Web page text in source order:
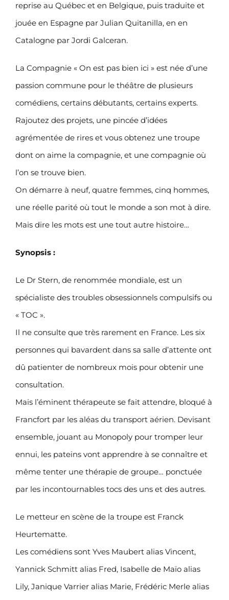
reprise au Québec et en Belgique, puis traduite et
jouée en Espagne par Julian Quitanilla, en en
Catalogne par Jordi Galceran.
La Compagnie « On est pas bien ici » est née d’une
passion commune pour le théâtre de plusieurs
comédiens, certains débutants, certains experts.
Rajoutez des projets, une pincée d’idées
agrémentée de rires et vous obtenez une troupe
dont on aime la compagnie, et une compagnie où
l’on se trouve bien.
On démarre à neuf, quatre femmes, cinq hommes,
une réelle parité où tout le monde a son mot à dire.
Mais dire les mots est une tout autre histoire…
Synopsis :
Le Dr Stern, de renommée mondiale, est un
spécialiste des troubles obsessionnels compulsifs ou
« TOC ».
Il ne consulte que très rarement en France. Les six
personnes qui bavardent dans sa salle d’attente ont
dû patienter de nombreux mois pour obtenir une
consultation.
Mais l’éminent thérapeute se fait attendre, bloqué à
Francfort par les aléas du transport aérien. Devisant
ensemble, jouant au Monopoly pour tromper leur
ennui, les pateins vont apprendre à se connaître et
même tenter une thérapie de groupe… ponctuée
par les incontournables tocs des uns et des autres.
Le metteur en scène de la troupe est Franck
Heurtematte.
Les comédiens sont Yves Maubert alias Vincent,
Yannick Schmitt alias Fred, Isabelle de Maïo alias
Lily, Janique Varrier alias Marie, Frédéric Merle alias